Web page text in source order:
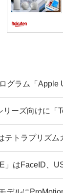
グラム「Apple
ーズ向けに「
テトラプリズム
」はFaceID、